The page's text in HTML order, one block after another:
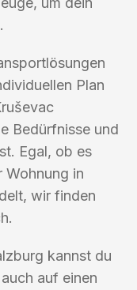
Plan
Bedürfnisse und
Egal, ob es
Wohnung in
wir finden
kannst du
auf einen